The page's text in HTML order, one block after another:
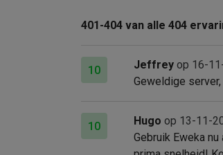
401-404 van alle 404
10 Jeffrey op 16-
Geweldige
10 Hugo op 13-11-
Gebruik Eweka